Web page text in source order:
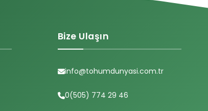
Bize Ulaşın
info@tohumdunyasi.com.tr
0(505) 774 29 46